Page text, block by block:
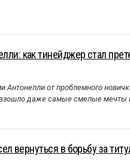
как тинейджер стал
от проблемного
даже самые смелые мечты
вернуться в борьбу за